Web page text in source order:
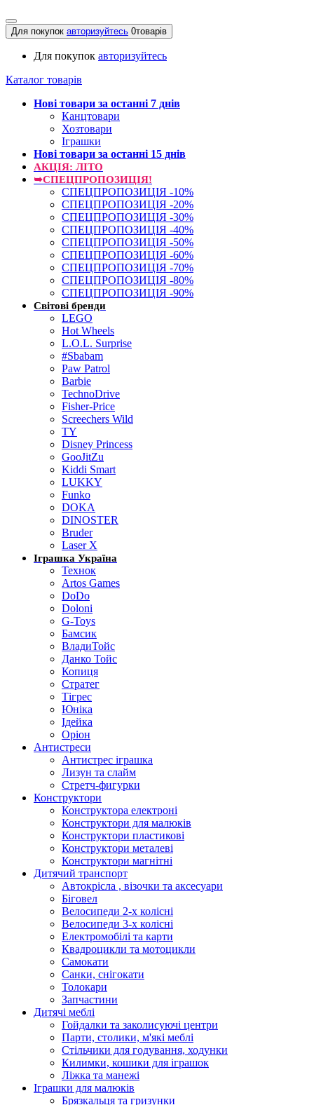
Для покупок авторизуйтесь 0товарів
Для покупок авторизуйтесь
Каталог товарів
Нові товари за останнi 7 днiв
Канцтовари
Хозтовари
Іграшки
Нові товари за останнi 15 днiв
АКЦІЯ: ЛІТО
➥СПЕЦПРОПОЗИЦІЯ!
СПЕЦПРОПОЗИЦІЯ -10%
СПЕЦПРОПОЗИЦІЯ -20%
СПЕЦПРОПОЗИЦІЯ -30%
СПЕЦПРОПОЗИЦІЯ -40%
СПЕЦПРОПОЗИЦІЯ -50%
СПЕЦПРОПОЗИЦІЯ -60%
СПЕЦПРОПОЗИЦІЯ -70%
СПЕЦПРОПОЗИЦІЯ -80%
СПЕЦПРОПОЗИЦІЯ -90%
Світові бренди
LEGO
Hot Wheels
L.O.L. Surprise
#Sbabam
Paw Patrol
Barbie
TechnoDrive
Fisher-Price
Screechers Wild
TY
Disney Princess
GooJitZu
Kiddi Smart
LUKKY
Funko
DOKA
DINOSTER
Bruder
Laser X
Іграшка Україна
Технок
Artos Games
DoDo
Doloni
G-Toys
Бамсик
ВладиТойс
Данко Тойс
Копиця
Стратег
Тігрес
Юніка
Ідейка
Оріон
Антистреси
Антистрес іграшка
Лизун та слайм
Стретч-фигурки
Конструктори
Конструктора електроні
Конструктори для малюків
Конструктори пластикові
Конструктори металеві
Конструктори магнітні
Дитячий транспорт
Автокрісла , візочки та аксесуари
Біговел
Велосипеди 2-х колісні
Велосипеди 3-х колісні
Електромобілі та карти
Квадроцикли та мотоцикли
Самокати
Санки, снігокати
Толокари
Запчастини
Дитячі меблі
Гойдалки та заколисуючі центри
Парти, столики, м'які меблі
Стільчики для годування, ходунки
Килимки, кошики для іграшок
Ліжка та манежі
Іграшки для малюків
Брязкальця та гризунки